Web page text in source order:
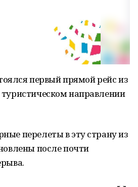
первый прямой рейс из
направлении
перелеты в эту страну из
после почти